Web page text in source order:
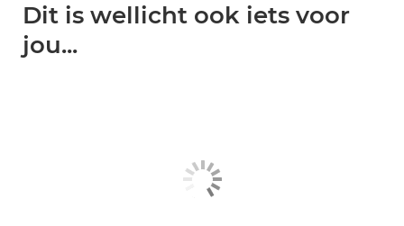
Dit is wellicht ook iets voor
jou...